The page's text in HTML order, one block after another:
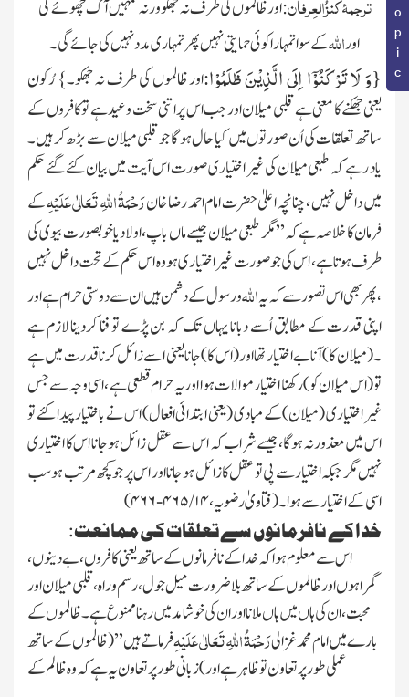
:اور ظالموں کی طرف نہ جھکوورنہ تمہیں آگ چھوئے گی
اوراللہکے سوا تمہارا کوئی حما یتی نہیں پھر تمہاری مدد نہیں کی جائے گی۔
{وَ لَا تَرْكَنُوْۤا اِلَى الَّذِیْنَ ظَلَمُوْا:اور ظالموں کی طرف نہ جھکو۔} رُکون
یعنی جھکنے کا معنی ہے قلبی میلان اور جب اس پر اتنی سخت وعید ہے تو کافروں کے
ساتھ تعلقات کی اُن صورتوں میں کیا حال ہو گا جو قلبی میلان سے بڑھ کر ہیں۔
یاد رہے کہ طبعی میلان کی غیر اختیاری صورت اس آیت میں بیان کئے گئے حکم
میں داخل نہیں ، چنانچہ اعلیٰ حضرت امام احمد رضا خانرَحْمَۃُ اللہِ تَعَالٰی عَلَیْہِکے
فرمان کا خلاصہ ہے کہ ’’مگر طبعی میلان جیسے ماں باپ، اولاد یا خوبصورت بیوی کی
طرف ہوتا ہے، اس کی جو صورت غیر اختیاری ہو وہ اس حکم کے تحت داخل نہیں
، پھر بھی اس تصور سے کہ یہاللہو رسول کے دشمن ہیں ان سے دوستی حرام ہے اور
اپنی قدرت کے مطابق اُسے دبانا یہاں تک کہ بن پڑے تو فنا کردینا لازم ہے
۔(میلان کا)آنا بے اختیار تھا اور(اس کا)جانا یعنی اسے زائل کرنا قدرت میں ہے
تو(اس میلان کو)رکھنا اختیار موالات ہوا اور یہ حرام قطعی ہے ، اسی وجہ سے جس
غیر اختیاری(میلان)کے مبادی(یعنی ابتدائی افعال)اس نے باختیار پیدا کئے تو
اس میں معذورنہ ہوگا، جیسے شراب کہ اس سے عقل زائل ہوجانا اس کا اختیاری
نہیں مگر جبکہ اختیار سے پی تو عقل کا زائل ہو جانا اور اس پر جو کچھ مرتب ہو سب
اسی کے اختیار سے ہوا۔(فتاویٰ رضویہ،۱۴/۴۶۵-۴۶۶)
خدا کے نافرمانوں سے تعلقات کی ممانعت:
اس سے معلوم ہوا کہ خدا کے نافرمانوں کے ساتھ یعنی کافروں ، بے دینوں ،
گمراہوں اور ظالموں کے ساتھ بلاضرورت میل جول ،رسم و راہ، قلبی میلان اور
محبت، ان کی ہاں میں ہاں ملانا اور ان کی خوشامد میں رہنا ممنوع ہے۔ ظالموں کے
بارے میں امام محمد غزالیرَحْمَۃُ اللہِ تَعَالٰی عَلَیْہِفرماتے ہیں ’’(ظالموں کے ساتھ
عملی طور پر تعاون تو ظاہر ہے اور)زبانی طور پر تعاون یہ ہے کہ وہ ظالم کے